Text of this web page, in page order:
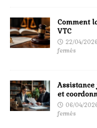
Comment
VTC
22/04/2026
fermés
et
06/04/
fermés